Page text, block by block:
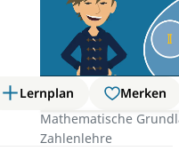
Lernplan Merken
Mathematische
Zahlenlehre